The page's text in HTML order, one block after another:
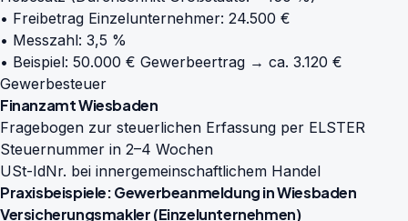
• Freibetrag Einzelunternehmer: 24.500 €
• Messzahl: 3,5 %
• Beispiel: 50.000 € Gewerbeertrag → ca. 3.120 €
Gewerbesteuer
Finanzamt Wiesbaden
Fragebogen zur steuerlichen Erfassung per ELSTER
Steuernummer in 2–4 Wochen
USt-IdNr. bei innergemeinschaftlichem Handel
Praxisbeispiele: Gewerbeanmeldung in Wiesbaden
Versicherungsmakler (Einzelunternehmen)